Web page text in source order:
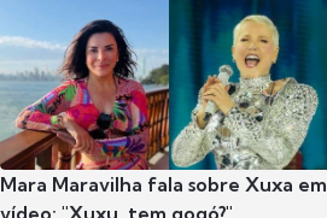
Mara Maravilha fala sobre Xuxa em